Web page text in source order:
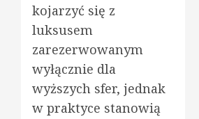
kojarzyć się z
luksusem
zarezerwowanym
wyłącznie dla
wyższych sfer, jednak
w praktyce stanowią